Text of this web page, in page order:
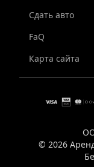
Сдать авто
FaQ
Карта сайта
© 2026